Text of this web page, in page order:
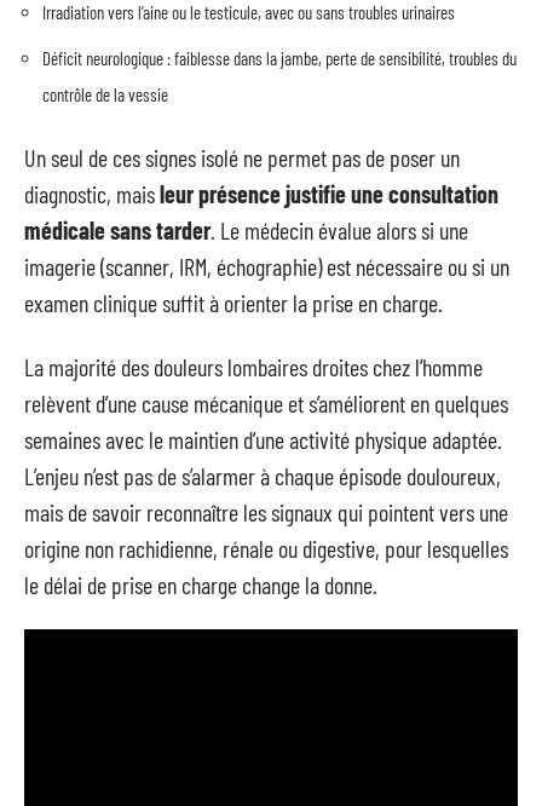
Irradiation vers l’aine ou le testicule, avec ou sans troubles urinaires
Déficit neurologique : faiblesse dans la jambe, perte de sensibilité, troubles du
contrôle de la vessie
Un seul de ces signes isolé ne permet pas de poser un
diagnostic, maisleur présence justifie une consultation
médicale sans tarder. Le médecin évalue alors si une
imagerie (scanner, IRM, échographie) est nécessaire ou si un
examen clinique suffit à orienter la prise en charge.
La majorité des douleurs lombaires droites chez l’homme
relèvent d’une cause mécanique et s’améliorent en quelques
semaines avec le maintien d’une activité physique adaptée.
L’enjeu n’est pas de s’alarmer à chaque épisode douloureux,
mais de savoir reconnaître les signaux qui pointent vers une
origine non rachidienne, rénale ou digestive, pour lesquelles
le délai de prise en charge change la donne.